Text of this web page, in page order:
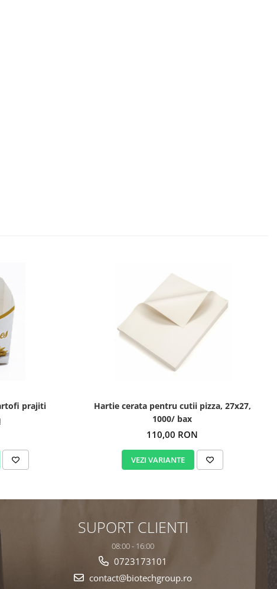
prajiti
Hartie cerata pentru cutii pizza, 27x27,
1000/ bax
110,00 RON
VEZI VARIANTE
SUPORT CLIENTI
08:00 - 16:00
0723173101
contact@biotechgroup.ro